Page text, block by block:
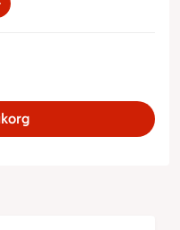
Mimosa,